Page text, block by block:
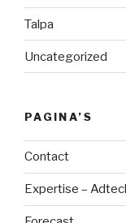
Talpa
Uncategorized
PAGINA’S
Contact
Expertise –